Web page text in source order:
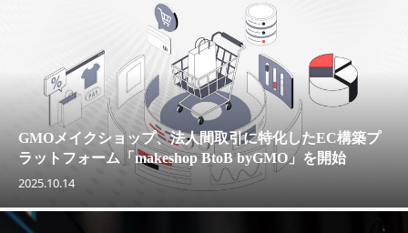
GMOメイクショップ、法人間取引に特化したEC構築プ
ラットフォーム「makeshop BtoB byGMO」を開始
2025.10.14